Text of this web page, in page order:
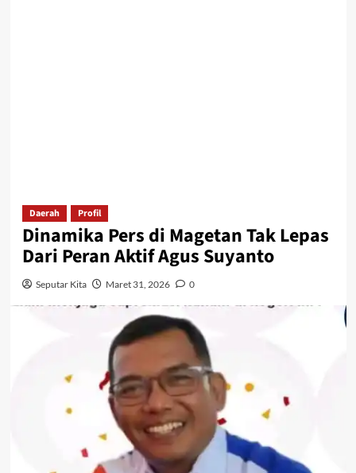
Daerah Profil
Dinamika Pers di Magetan Tak Lepas
Dari Peran Aktif Agus Suyanto
Seputar Kita Maret 31, 2026 0